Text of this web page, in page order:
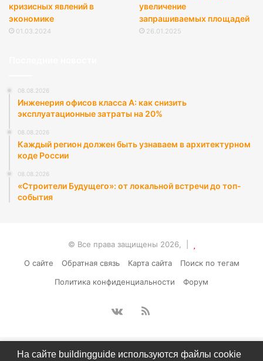
кризисных явлений в
экономике
01.03.2024
увеличение
запрашиваемых площадей
26.01.2025
08.08.2026
Инженерия офисов класса А: как снизить
эксплуатационные затраты на 20%
08.08.2026
Каждый регион должен быть узнаваем в архитектурном
коде России
08.08.2026
«Строители Будущего»: от локальной встречи до топ-
события
© Все права защищены 2026, |
О сайте
Обратная связь Карта сайта
Поиск по тегам
Политика конфиденциальности
Форум
vk.comRSS
На сайте buildingguide используются файлы cookie